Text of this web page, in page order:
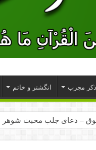
ذکر مجرب انگشتر و خاتم
– دعای جلب محبت شوهر